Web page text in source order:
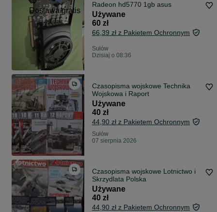
Dostawa gratis
Radeon hd5770 1gb asus
Używane
60 zł
66,39 zł z Pakietem Ochronnym
Sułów
Dzisiaj o 08:36
Czasopisma wojskowe Technika
Wojskowa i Raport
Używane
40 zł
44,90 zł z Pakietem Ochronnym
Sułów
07 sierpnia 2026
Czasopisma wojskowe Lotnictwo i
Skrzydlata Polska
Używane
40 zł
44,90 zł z Pakietem Ochronnym